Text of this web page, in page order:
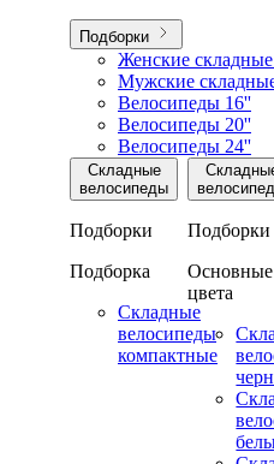
Подборки
Женские
Мужские
Велосипеды 16''
Велосипеды 20''
Велосипеды 24''
Складные
велосипеды
Подборки
Подборка
Складные
велосипеды
компактные
Подборки
Основные
цвета